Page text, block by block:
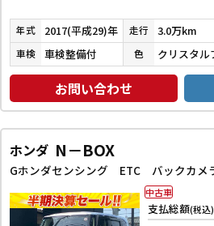
年式 2017(平成29)年 走行 3.0万km
車検 車検整備付 色
お問い合わせ
ホンダ N－BOX
支払総額(税込)
中古車